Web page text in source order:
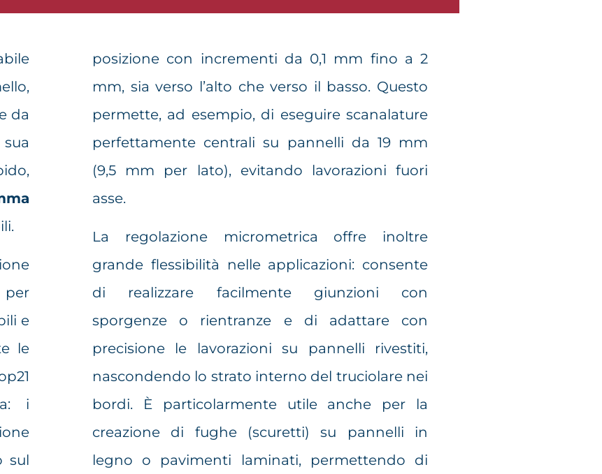
da
e
le
i
sul
posizione con incrementi da 0,1 mm fino a 2
mm, sia verso l’alto che verso il basso. Questo
permette, ad esempio, di eseguire scanalature
perfettamente centrali su pannelli da 19 mm
(9,5 mm per lato), evitando lavorazioni fuori
asse.
La regolazione micrometrica offre inoltre
grande flessibilità nelle applicazioni: consente
di realizzare facilmente giunzioni con
sporgenze o rientranze e di adattare con
precisione le lavorazioni su pannelli rivestiti,
nascondendo lo strato interno del truciolare nei
bordi. È particolarmente utile anche per la
creazione di fughe (scuretti) su pannelli in
legno o pavimenti laminati, permettendo di